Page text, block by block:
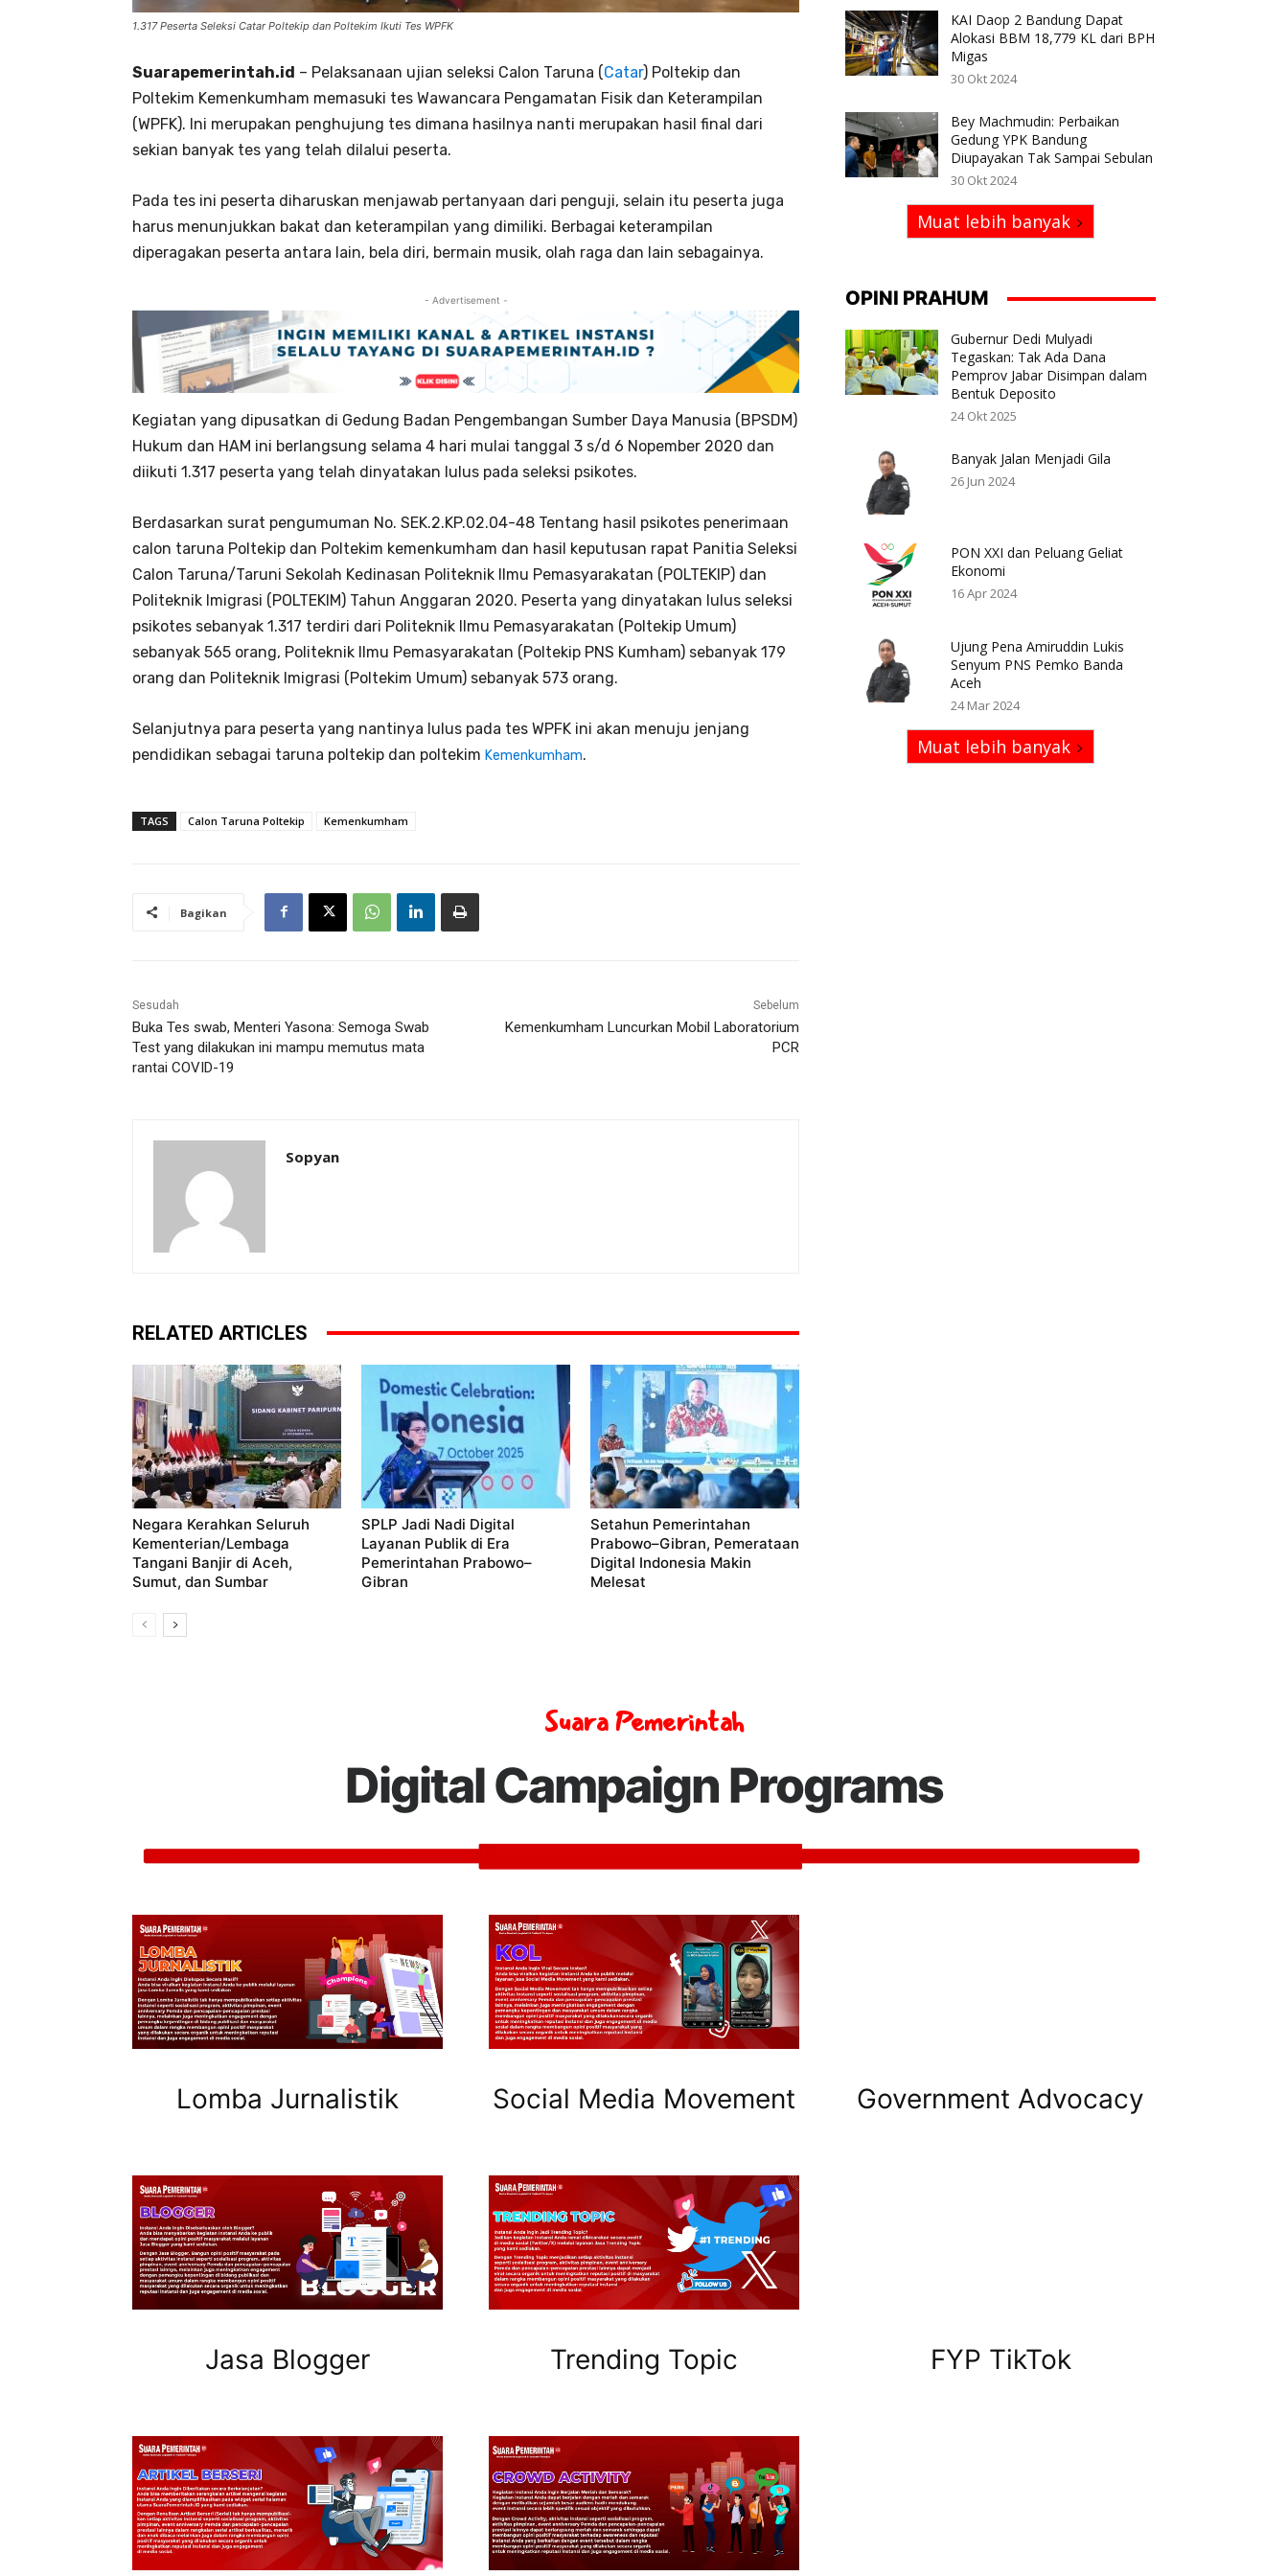
1.317 Peserta Seleksi Catar Poltekip dan Poltekim Ikuti Tes WPFK
Suarapemerintah.id – Pelaksanaan ujian seleksi Calon Taruna (Catar) Poltekip dan
Poltekim Kemenkumham memasuki tes Wawancara Pengamatan Fisik dan Keterampilan
(WPFK). Ini merupakan penghujung tes dimana hasilnya nanti merupakan hasil final dari
sekian banyak tes yang telah dilalui peserta.
Pada tes ini peserta diharuskan menjawab pertanyaan dari penguji, selain itu peserta juga
harus menunjukkan bakat dan keterampilan yang dimiliki. Berbagai keterampilan
diperagakan peserta antara lain, bela diri, bermain musik, olah raga dan lain sebagainya.
- Advertisement -
Kegiatan yang dipusatkan di Gedung Badan Pengembangan Sumber Daya Manusia (BPSDM)
Hukum dan HAM ini berlangsung selama 4 hari mulai tanggal 3 s/d 6 Nopember 2020 dan
diikuti 1.317 peserta yang telah dinyatakan lulus pada seleksi psikotes.
Berdasarkan surat pengumuman No. SEK.2.KP.02.04-48 Tentang hasil psikotes penerimaan
calon taruna Poltekip dan Poltekim kemenkumham dan hasil keputusan rapat Panitia Seleksi
Calon Taruna/Taruni Sekolah Kedinasan Politeknik Ilmu Pemasyarakatan (POLTEKIP) dan
Politeknik Imigrasi (POLTEKIM) Tahun Anggaran 2020. Peserta yang dinyatakan lulus seleksi
psikotes sebanyak 1.317 terdiri dari Politeknik Ilmu Pemasyarakatan (Poltekip Umum)
sebanyak 565 orang, Politeknik Ilmu Pemasyarakatan (Poltekip PNS Kumham) sebanyak 179
orang dan Politeknik Imigrasi (Poltekim Umum) sebanyak 573 orang.
Selanjutnya para peserta yang nantinya lulus pada tes WPFK ini akan menuju jenjang
pendidikan sebagai taruna poltekip dan poltekim Kemenkumham.
TAGS Calon Taruna Poltekip Kemenkumham
Bagikan
Sesudah
Buka Tes swab, Menteri Yasona: Semoga Swab
Test yang dilakukan ini mampu memutus mata
rantai COVID-19
Sebelum
Kemenkumham Luncurkan Mobil Laboratorium
PCR
Sopyan
RELATED ARTICLES
Negara Kerahkan Seluruh
Kementerian/Lembaga
Tangani Banjir di Aceh,
Sumut, dan Sumbar
SPLP Jadi Nadi Digital
Layanan Publik di Era
Pemerintahan Prabowo–
Gibran
Setahun Pemerintahan
Prabowo–Gibran, Pemerataan
Digital Indonesia Makin
Melesat
KAI Daop 2 Bandung Dapat
Alokasi BBM 18,779 KL dari BPH
Migas
30 Okt 2024
Bey Machmudin: Perbaikan
Gedung YPK Bandung
Diupayakan Tak Sampai Sebulan
30 Okt 2024
Muat lebih banyak
OPINI PRAHUM
Gubernur Dedi Mulyadi
Tegaskan: Tak Ada Dana
Pemprov Jabar Disimpan dalam
Bentuk Deposito
24 Okt 2025
Banyak Jalan Menjadi Gila
26 Jun 2024
PON XXI dan Peluang Geliat
Ekonomi
16 Apr 2024
Ujung Pena Amiruddin Lukis
Senyum PNS Pemko Banda
Aceh
24 Mar 2024
Muat lebih banyak
Suara Pemerintah
Digital Campaign Programs
Lomba Jurnalistik
Jasa Blogger
Social Media Movement
Trending Topic
Government Advocacy
FYP TikTok